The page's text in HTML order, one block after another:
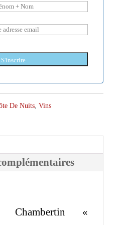
S'inscrire
De Nuits, Vins
Chambertin «